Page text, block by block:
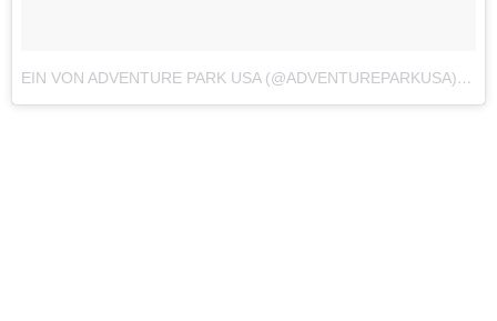
EIN VON ADVENTURE PARK USA (@ADVENTUREPARKUSA) GEPOSTETES FOTO